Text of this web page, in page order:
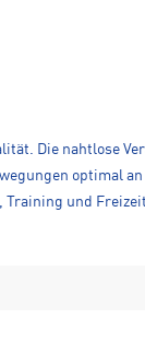
Die nahtlose
optimal
und